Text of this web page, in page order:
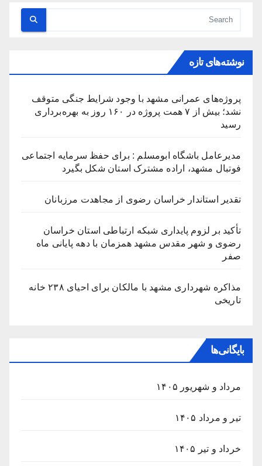
نوشته‌های تازه
پروژه‌های عمرانی مشهد با وجود شرایط جنگی متوقف
نشد؛ بیش از ۷ همت پروژه در ۱۶۰ روز به بهره‌برداری
رسید
مدیرعامل باشگاه ابومسلم : برای حفظ سرمایه اجتماعی
فوتبال مشهد، اراده مشترک استان شکل بگیرد
تقدیر استاندار خراسان رضوی از مجاهدت مرزبانان
تأکید بر لزوم پایداری شبکه ارتباطی استان خراسان
رضوی و شهر مقدس مشهد همزمان با دهه پایانی ماه
صفر
مذاکره شهرداری مشهد با مالکان برای احیای ۲۳۸ خانه
تاریخی
بایگانی‌ها
مرداد و شهریور ۱۴۰۵
تیر و مرداد ۱۴۰۵
خرداد و تیر ۱۴۰۵